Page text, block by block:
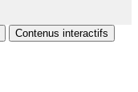
Contenus interactifs